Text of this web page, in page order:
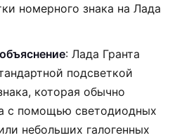
номерного знака на Лада
: Лада Гранта
подсветкой
которая обычно
с помощью светодиодных
небольших галогенных